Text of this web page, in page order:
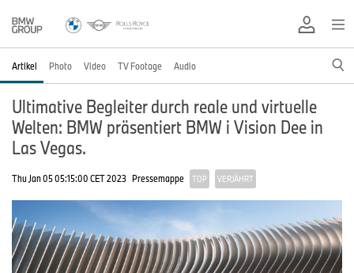
Artikel Photo Video TV Footage Audio
Ultimative Begleiter durch reale und virtuelle
Welten: BMW präsentiert BMW i Vision Dee in
Las Vegas.
Thu Jan 05 05:15:00 CET 2023 Pressemappe TOP VERJÄHRT